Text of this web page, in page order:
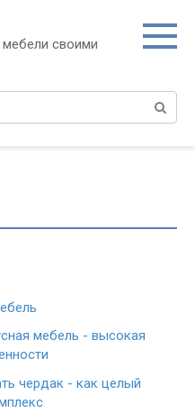
своими
мебель - высокая
чердак - как целый